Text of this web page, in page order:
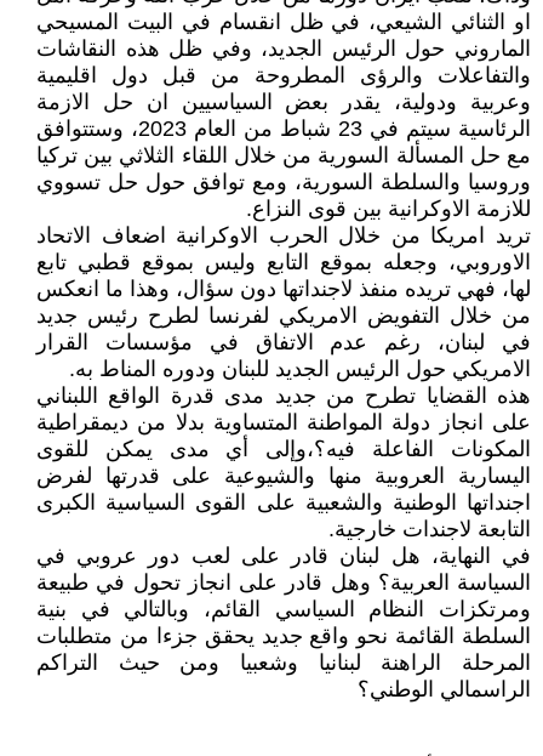
او الثنائي الشيعي، في ظل انقسام في البيت المسيحي
الماروني حول الرئيس الجديد، وفي ظل هذه النقاشات
والتفاعلات والرؤى المطروحة من قبل دول اقليمية
وعربية ودولية، يقدر بعض السياسيين ان حل الازمة
الرئاسية سيتم في 23 شباط من العام 2023، وستتوافق
مع حل المسألة السورية من خلال اللقاء الثلاثي بين تركيا
وروسيا والسلطة السورية، ومع توافق حول حل تسووي
للازمة الاوكرانية بين قوى النزاع.
تريد امريكا من خلال الحرب الاوكرانية اضعاف الاتحاد
الاوروبي، وجعله بموقع التابع وليس بموقع قطبي تابع
لها، فهي تريده منفذ لاجنداتها دون سؤال، وهذا ما انعكس
من خلال التفويض الامريكي لفرنسا لطرح رئيس جديد
في لبنان، رغم عدم الاتفاق في مؤسسات القرار
الامريكي حول الرئيس الجديد للبنان ودوره المناط به.
هذه القضايا تطرح من جديد مدى قدرة الواقع اللبناني
على انجاز دولة المواطنة المتساوية بدلا من ديمقراطية
المكونات الفاعلة فيه؟،وإلى أي مدى يمكن للقوى
اليسارية العروبية منها والشيوعية على قدرتها لفرض
اجنداتها الوطنية والشعبية على القوى السياسية الكبرى
التابعة لاجندات خارجية.
في النهاية، هل لبنان قادر على لعب دور عروبي في
السياسة العربية؟ وهل قادر على انجاز تحول في طبيعة
ومرتكزات النظام السياسي القائم، وبالتالي في بنية
السلطة القائمة نحو واقع جديد يحقق جزءا من متطلبات
المرحلة الراهنة لبنانيا وشعبيا ومن حيث التراكم
الراسمالي الوطني؟